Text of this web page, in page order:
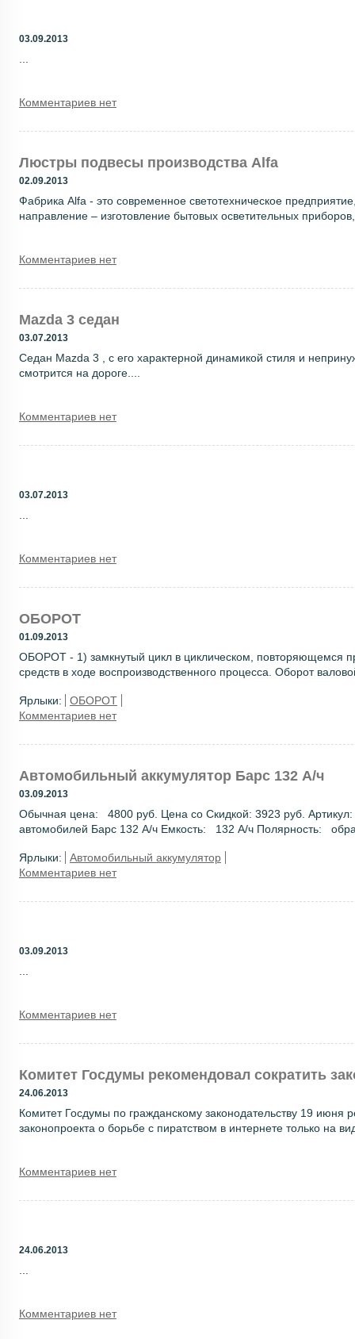
03.09.2013
Комментариев нет
Люстры подвесы производства Alfa
02.09.2013
Фабрика Alfa - это современное светотехническое
направление – изготовление бытовых осветительных
Комментариев нет
Mazda 3 седан
03.07.2013
Седан Mazda 3 , с его характерной динамикой стиля и
смотрится на дороге....
Комментариев нет
03.07.2013
Комментариев нет
ОБОРОТ
01.09.2013
ОБОРОТ - 1) замкнутый цикл в циклическом, повторяющемся
средств в ходе воспроизводственного процесса. Оборот
Ярлыки:
ОБОРОТ
Комментариев нет
Автомобильный аккумулятор Барс 132 А/ч
03.09.2013
Обычная цена: 4800 руб. Цена со Скидкой: 3923 руб. Артикул:
автомобилей Барс 132 А/ч Емкость: 132 А/ч Полярность:
Ярлыки:
Автомобильный аккумулятор
Комментариев нет
03.09.2013
Комментариев нет
Комитет Госдумы рекомендовал сократить
24.06.2013
Комитет Госдумы по гражданскому законодательству 19 июня
законопроекта о борьбе с пиратством в интернете только на
Комментариев нет
24.06.2013
Комментариев нет